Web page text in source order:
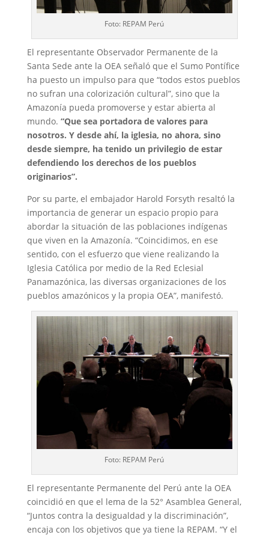
Foto: REPAM Perú
El representante Observador Permanente de la
Santa Sede ante la OEA señaló que el Sumo Pontífice
ha puesto un impulso para que “todos estos pueblos
no sufran una colorización cultural”, sino que la
Amazonía pueda promoverse y estar abierta al
mundo. “Que sea portadora de valores para
nosotros. Y desde ahí, la iglesia, no ahora, sino
desde siempre, ha tenido un privilegio de estar
defendiendo los derechos de los pueblos
originarios”.
Por su parte, el embajador Harold Forsyth resaltó la
importancia de generar un espacio propio para
abordar la situación de las poblaciones indígenas
que viven en la Amazonía. “Coincidimos, en ese
sentido, con el esfuerzo que viene realizando la
Iglesia Católica por medio de la Red Eclesial
Panamazónica, las diversas organizaciones de los
pueblos amazónicos y la propia OEA”, manifestó.
Foto: REPAM Perú
El representante Permanente del Perú ante la OEA
coincidió en que el lema de la 52° Asamblea General,
“Juntos contra la desigualdad y la discriminación”,
encaja con los objetivos que ya tiene la REPAM. “Y el